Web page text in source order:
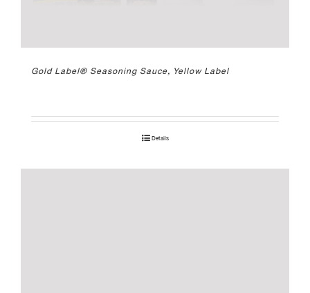
Gold Label® Seasoning Sauce, Yellow Label
Details